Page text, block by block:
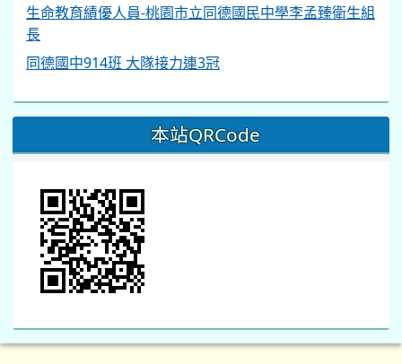
生命教育績優人員-桃園市立同德國民中學李孟臻衛生組
長
同德國中914班 大隊接力連3冠
本站QRCode